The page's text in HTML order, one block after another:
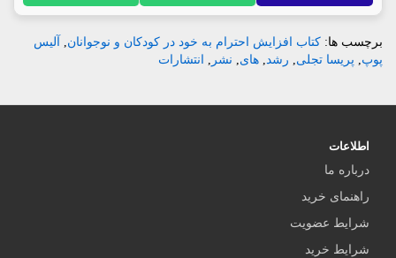
برچسب ها: کتاب افزایش احترام به خود در کودکان و نوجوانان,
آلیس
پوپ, پریسا تجلی, رشد, های, نشر , انتشارات
اطلاعات
درباره ما
راهنمای خرید
شرایط عضویت
شرایط خرید